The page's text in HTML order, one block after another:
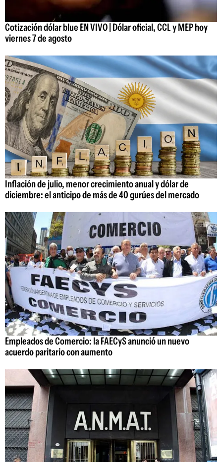
Cotización dólar blue EN VIVO | Dólar oficial, CCL y MEP hoy
viernes 7 de agosto
Inflación de julio, menor crecimiento anual y dólar de
diciembre: el anticipo de más de 40 gurúes del mercado
Empleados de Comercio: la FAECyS anunció un nuevo
acuerdo paritario con aumento